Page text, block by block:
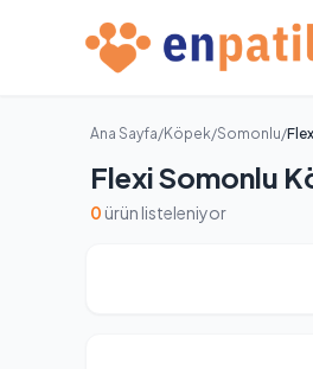
Ana Sayfa/Köpek/Somonlu/
Flexi Somonlu
0 ürün listeleniyor